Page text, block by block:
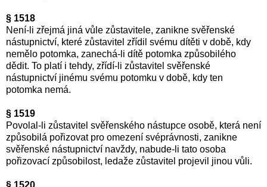
§ 1518
Není-li zřejmá jiná vůle zůstavitele, zanikne svěřenské
nástupnictví, které zůstavitel zřídil svému dítěti v době, kdy
nemělo potomka, zanechá-li dítě potomka způsobilého
dědit. To platí i tehdy, zřídí-li zůstavitel svěřenské
nástupnictví jinému svému potomku v době, kdy ten
potomka nemá.
§ 1519
Povolal-li zůstavitel svěřenského nástupce osobě, která není
způsobilá pořizovat pro omezení svéprávnosti, zanikne
svěřenské nástupnictví navždy, nabude-li tato osoba
pořizovací způsobilost, ledaže zůstavitel projevil jinou vůli.
§ 1520